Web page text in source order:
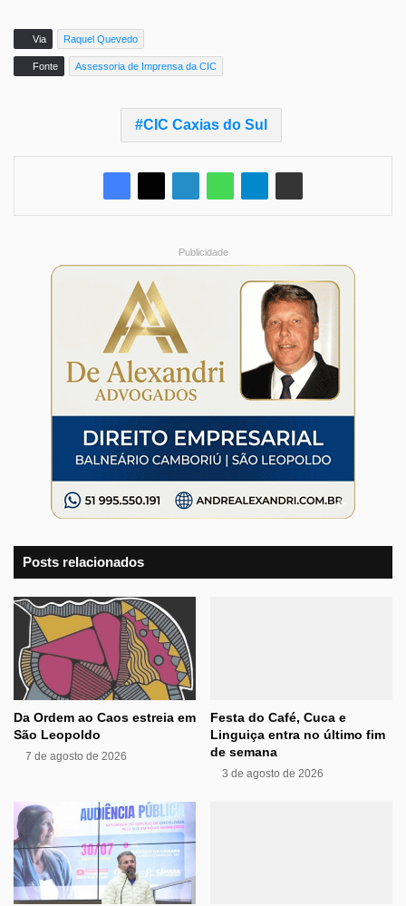
Via Raquel Quevedo
Fonte Assessoria de Imprensa da CIC
CIC Caxias do Sul
Publicidade
Posts relacionados
Da Ordem ao Caos estreia em
São Leopoldo
7 de agosto de 2026
Festa do Café, Cuca e
Linguiça entra no último fim
de semana
3 de agosto de 2026